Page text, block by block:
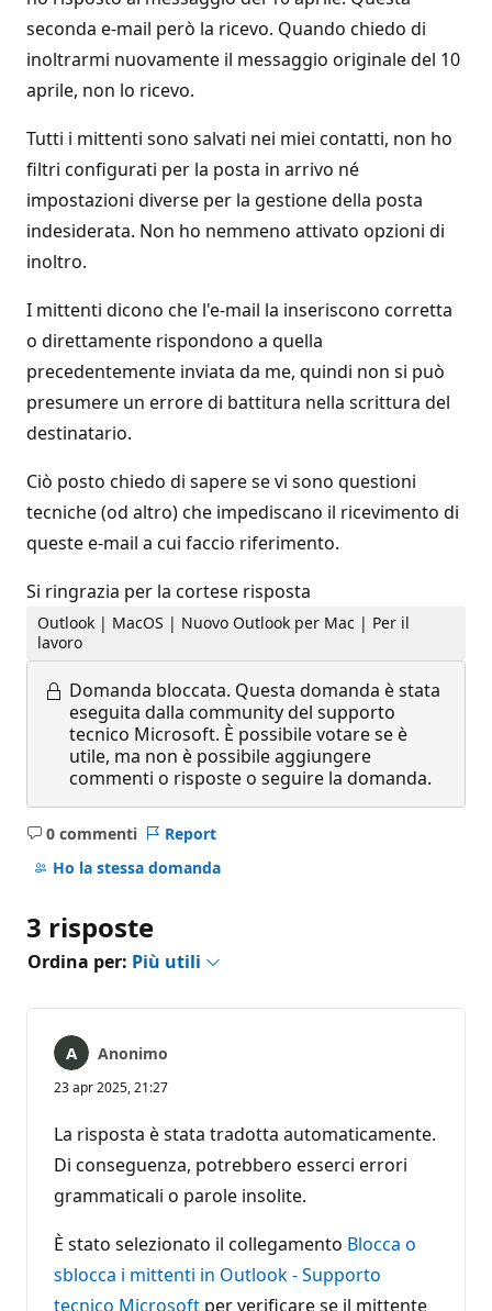
seconda e-mail però la ricevo. Quando chiedo di
inoltrarmi nuovamente il messaggio originale del 10
aprile, non lo ricevo.
Tutti i mittenti sono salvati nei miei contatti, non ho
filtri configurati per la posta in arrivo né
impostazioni diverse per la gestione della posta
indesiderata. Non ho nemmeno attivato opzioni di
inoltro.
I mittenti dicono che l'e-mail la inseriscono corretta
o direttamente rispondono a quella
precedentemente inviata da me, quindi non si può
presumere un errore di battitura nella scrittura del
destinatario.
Ciò posto chiedo di sapere se vi sono questioni
tecniche (od altro) che impediscano il ricevimento di
queste e-mail a cui faccio riferimento.
Si ringrazia per la cortese risposta
Outlook | MacOS | Nuovo Outlook per Mac | Per il
lavoro
Domanda bloccata. Questa domanda è stata
eseguita dalla community del supporto
tecnico Microsoft. È possibile votare se è
utile, ma non è possibile aggiungere
commenti o risposte o seguire la domanda.
0 commenti
Nessun
commento
Report
Ho la stessa domanda
3 risposte
Ordina per: Più utili
Anonimo
23 apr 2025, 21:27
La risposta è stata tradotta automaticamente.
Di conseguenza, potrebbero esserci errori
grammaticali o parole insolite.
È stato selezionato il collegamento Blocca o
sblocca i mittenti in Outlook - Supporto
tecnico Microsoft per verificare se il mittente